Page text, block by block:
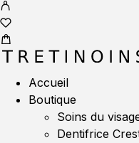
Accueil
Boutique
Soins du
Dentifrice